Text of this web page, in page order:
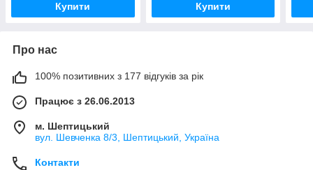
Купити Купити
Про нас
100% позитивних з 177 відгуків за рік
Працює з 26.06.2013
м. Шептицький
вул. Шевченка 8/3, Шептицький, Україна
Контакти